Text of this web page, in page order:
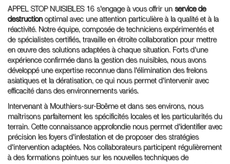
APPEL STOP NUISIBLES 16 s'engage à vous offrir un service de
destructionoptimal avec une attention particulière à la qualité et à la
réactivité. Notre équipe, composée de techniciens expérimentés et
de spécialistes certifiés, travaille en étroite collaboration pour mettre
en œuvre des solutions adaptées à chaque situation. Forts d'une
expérience confirmée dans la gestion des nuisibles, nous avons
développé une expertise reconnue dans l'élimination des frelons
asiatiques et la dératisation, ce qui nous permet d'intervenir avec
efficacité dans des environnements variés.
Intervenant à Mouthiers-sur-Boëme et dans ses environs, nous
maîtrisons parfaitement les spécificités locales et les particularités du
terrain. Cette connaissance approfondie nous permet d'identifier avec
précision les foyers d'infestation et de proposer des stratégies
d'intervention adaptées. Nos collaborateurs participent régulièrement
à des formations pointues sur les nouvelles techniques de